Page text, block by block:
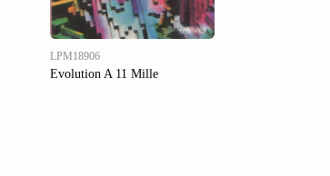
LPM18906
Evolution A 11 Mille